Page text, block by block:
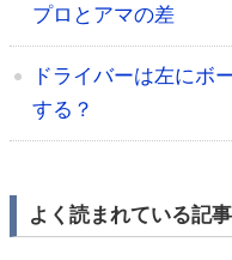
プロとアマの差
ドライバーは左にボ
する？
よく読まれている記事